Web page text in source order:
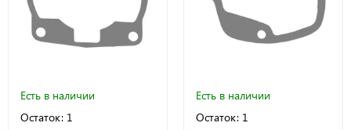
Есть в наличии
Остаток: 1
Есть в наличии
Остаток: 1